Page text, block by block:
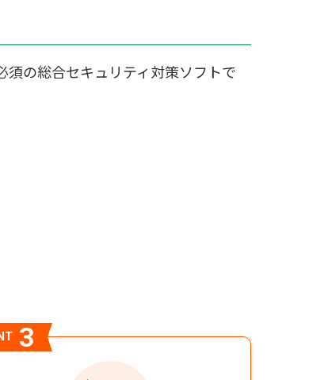
の総合セキュリティ対策ソフトで
3